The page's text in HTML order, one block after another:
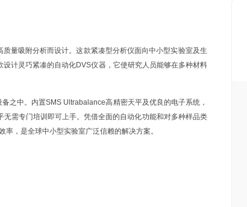
量吸附分析而设计。这款紧凑型分析仪面向中小型实验室及生
计灵巧紧凑的自动化DVS仪器，它使研究人员能够在多种材料
之中。内置SMS Ultrabalance高精密天平及优良的电子系统，
需专门培训即可上手。凭借全面的自动化功能和对多种样品类
，是全球中小型实验室广泛信赖的解决方案。